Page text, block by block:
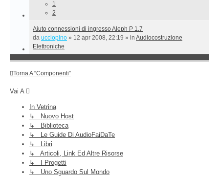
1
2
Aiuto connessioni di ingresso Aleph P 1.7
da ucciopino » 12 apr 2008, 22:19 » in Audiocostruzione
Elettroniche
Torna A “Componenti”
Vai A
In Vetrina
↳ Nuovo Host
↳ Biblioteca
↳ Le Guide Di AudioFaiDaTe
↳ Libri
↳ Articoli, Link Ed Altre Risorse
↳ I Progetti
↳ Uno Sguardo Sul Mondo